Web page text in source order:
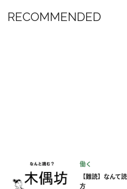
RECOMMENDED
働く
【難読】なんて
方